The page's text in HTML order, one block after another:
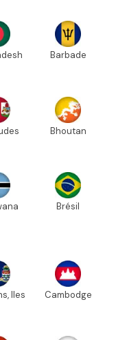
Barbade
Bhoutan
Brésil
Iles Cambodge